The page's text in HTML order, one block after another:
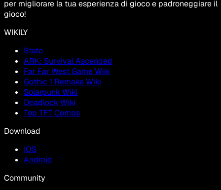
per migliorare la tua esperienza di gioco e padroneggiare il
gioco!
WIKILY
Stato
ARK: Survival Ascended
Far Far West Game Wiki
Gothic 1 Remake Wiki
Solarpunk Wiki
Deadlock Wiki
Top TFT Comps
Download
IOS
Android
Community